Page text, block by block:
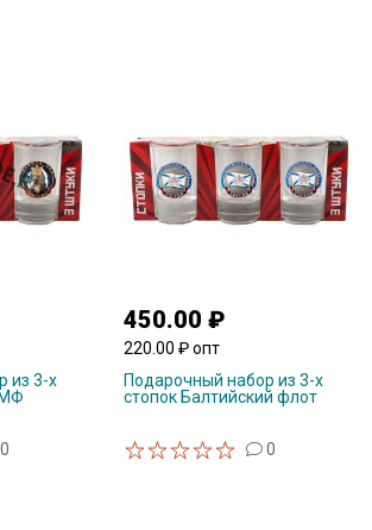
из 3-х
0
450.00 ₽
220.00 ₽ опт
Подарочный набор из 3-х
стопок Балтийский флот
0